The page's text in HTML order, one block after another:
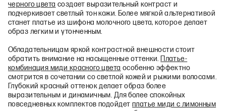
черного цвета создает выразительный контраст и
подчеркивает светлый тон кожи. Более мягкой альтернативой
станет платье из шифона молочного цвета, которое делает
образ легким и утонченным.
Обладательницам яркой контрастной внешности стоит
обратить внимание на насыщенные оттенки.
Платье-
комбинация миди красного цвета особенно эффектно
смотрится в сочетании со светлой кожей и рыжими волосами.
Глубокий красный оттенок делает образ более
выразительным и динамичным. Для более спокойных
повседневных комплектов подойдет платье миди с лимонным